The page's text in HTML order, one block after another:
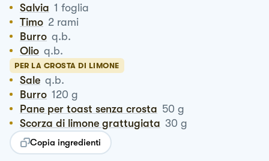
Salvia 1 foglia
Timo 2 rami
Burro q.b.
Olio q.b.
PER LA CROSTA DI LIMONE
Sale q.b.
Burro 120 g
Pane per toast senza crosta 50 g
Scorza di limone grattugiata 30 g
Copia ingredienti